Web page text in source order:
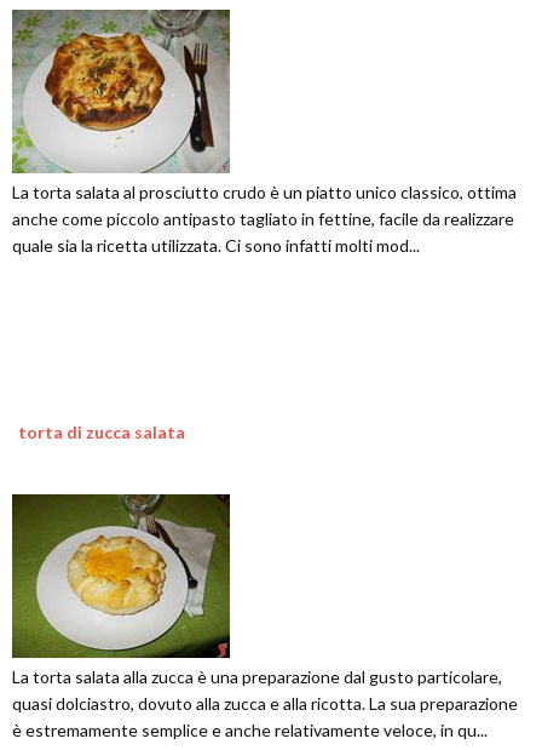
La torta salata al prosciutto crudo è un piatto unico classico, ottima
anche come piccolo antipasto tagliato in fettine, facile da realizzare
quale sia la ricetta utilizzata. Ci sono infatti molti mod...
torta di zucca salata
La torta salata alla zucca è una preparazione dal gusto particolare,
quasi dolciastro, dovuto alla zucca e alla ricotta. La sua preparazione
è estremamente semplice e anche relativamente veloce, in qu...